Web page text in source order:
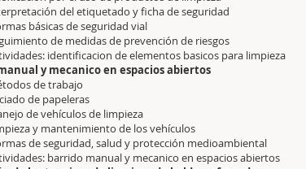
del etiquetado y ficha de seguridad
básicas de seguridad vial
de medidas de prevención de riesgos
identificacion de elementos basicos para limpieza
y mecanico en espacios abiertos
de trabajo
de papeleras
de vehículos de limpieza
y mantenimiento de los vehículos
de seguridad, salud y protección medioambiental
barrido manual y mecanico en espacios abiertos